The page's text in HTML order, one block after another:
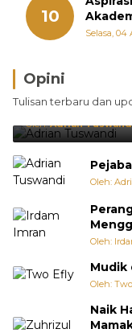
10
Selasa, 04
Opini
Tulisan terbaru dan
Brasil Lebih
Punya Cara
Oleh:Adrian
Oleh:
Oleh:
Mudik
Oleh:
Naik